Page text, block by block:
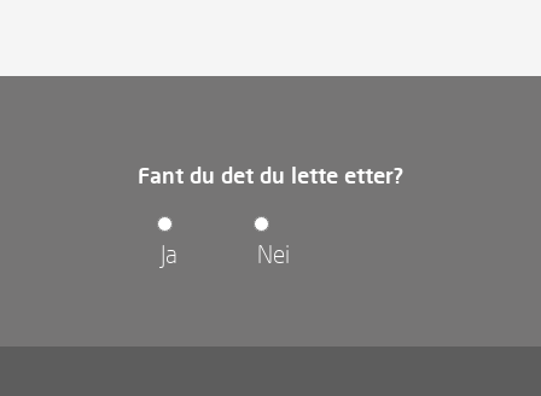
Fant du det du lette etter?
Ja Nei